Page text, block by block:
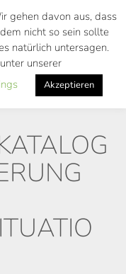
gehen davon aus, dass
nicht so sein sollte
natürlich untersagen.
unserer
Akzeptieren